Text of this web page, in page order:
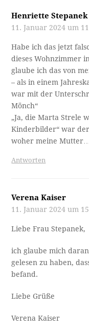
Henriette Stepanek
11. Januar 2024 um
Habe ich das jetzt
dieses Wohnzimmer
glaube ich das von
– als in einem
war mit der
Mönch“
„Ja, die Marta Strele
Kinderbilder“ war
woher meine
Antworten
Verena Kaiser
11. Januar 2024 um
Liebe Frau Stepanek,
ich glaube mich
gelesen zu haben,
befand.
Liebe Grüße
Verena Kaiser